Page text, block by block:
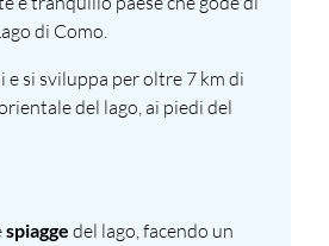
di Como.
si sviluppa per oltre 7 km di
del lago, ai piedi del
spiagge del lago, facendo un